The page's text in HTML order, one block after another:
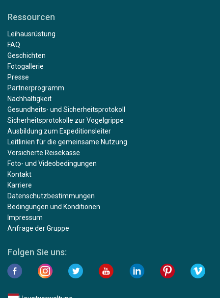
Ressourcen
Leihausrüstung
FAQ
Geschichten
Fotogallerie
Presse
Partnerprogramm
Nachhaltigkeit
Gesundheits- und Sicherheitsprotokoll
Sicherheitsprotokolle zur Vogelgrippe
Ausbildung zum Expeditionsleiter
Leitlinien für die gemeinsame Nutzung
Versicherte Reisekasse
Foto- und Videobedingungen
Kontakt
Karriere
Datenschutzbestimmungen
Bedingungen und Konditionen
Impressum
Anfrage der Gruppe
Folgen Sie uns: